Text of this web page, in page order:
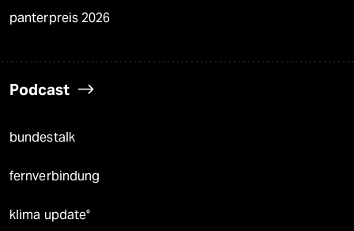
panterpreis 2026
Podcast
bundestalk
fernverbindung
klima update°